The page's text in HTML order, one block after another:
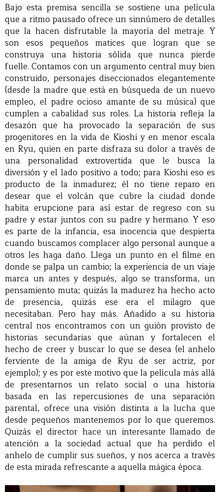
Bajo esta premisa sencilla se sostiene una película
que a ritmo pausado ofrece un sinnúmero de detalles
que la hacen disfrutable la mayoría del metraje. Y
son esos pequeños matices que logran que se
construya una historia sólida que nunca pierde
fuelle. Contamos con un argumento central muy bien
construido, personajes diseccionados elegantemente
(desde la madre que está en búsqueda de un nuevo
empleo, el padre ocioso amante de su música) que
cumplen a cabalidad sus roles. La historia refleja la
desazón que ha provocado la separación de sus
progenitores en la vida de Kioshi y en menor escala
en Ryu, quien en parte disfraza su dolor a través de
una personalidad extrovertida que le busca la
diversión y el lado positivo a todo; para Kioshi eso es
producto de la inmadurez; él no tiene reparo en
desear que el volcán que cubre la ciudad donde
habita erupcione para así estar de regreso con su
padre y estar juntos con su padre y hermano. Y eso
es parte de la infancia, esa inocencia que despierta
cuando buscamos complacer algo personal aunque a
otros les haga daño. Llega un punto en el filme en
donde se palpa un cambio; la experiencia de un viaje
marca un antes y después, algo se transforma, un
pensamiento muta; quizás la madurez ha hecho acto
de presencia, quizás ese era el milagro que
necesitaban. Pero hay más. Añadido a su historia
central nos encontramos con un guión provisto de
historias secundarias que aúnan y fortalecen el
hecho de creer y buscar lo que se desea (el anhelo
ferviente de la amiga de Ryu de ser actriz, por
ejemplo); y es por este motivo que la película más allá
de presentarnos un relato social o una historia
basada en las repercusiones de una separación
parental, ofrece una visión distinta a la lucha que
desde pequeños mantenemos por lo que queremos.
Quizás el director hace un interesante llamado de
atención a la sociedad actual que ha perdido el
anhelo de cumplir sus sueños, y nos acerca a través
de esta mirada refrescante a aquella mágica época.